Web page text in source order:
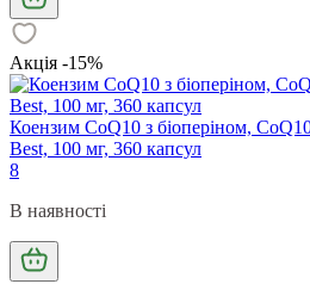
Акція -15%
Коензим CoQ10 з біоперіном,
Best, 100 мг, 360 капсул
8
В наявності